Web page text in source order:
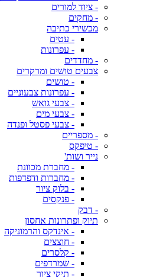
- ציוד למורים
- מחקים
מכשירי כתיבה
- עטים
- עפרונות
- מחדדים
צבעים טושים ומרקרים
- טושים
- עפרונות צבעוניים
- צבעי גואש
- צבעי מים
- צבעי פסטל ופנדה
- מספריים
- טיפקס
נייר ושות'
- מחברת מכוונת
- מחברות ודפדפות
- בלוק ציור
- פנקסים
- דבק
תיוק ופתרונות אחסון
- אינדקס והרמוניקה
- חוצצים
- קלסרים
- שמרדפים
- תיקי ציור